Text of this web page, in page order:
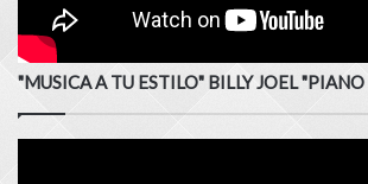
"MUSICA A TU ESTILO" BILLY JOEL